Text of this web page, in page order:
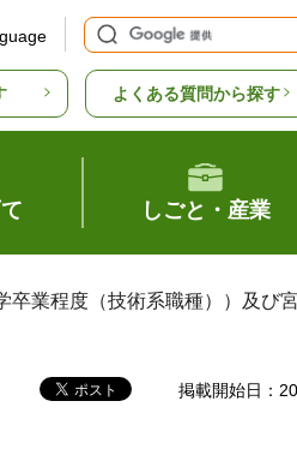
よくある質問から探す
しごと・産業
卒業程度（技術系職種））及び
掲載開始日：